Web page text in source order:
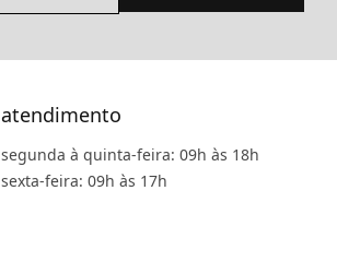
atendimento
segunda à quinta-feira: 09h às 18h
sexta-feira: 09h às 17h